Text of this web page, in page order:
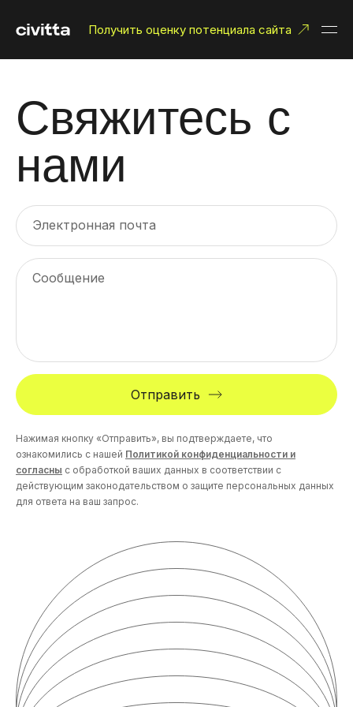
Получить оценку потенциала сайта
Свяжитесь с
нами
Электронная почта
Сообщение
Отправить
Нажимая кнопку «Отправить», вы подтверждаете, что
ознакомились с нашей Политикой конфиденциальности и
согласны с обработкой ваших данных в соответствии с
действующим законодательством о защите персональных данных
для ответа на ваш запрос.